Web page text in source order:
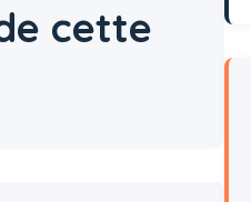
cette